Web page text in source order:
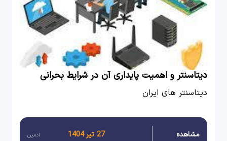
دیتاسنتر و اهمیت پایداری آن در شرایط بحرانی
دیتاسنتر های ایران
مشاهده 27 تیر 1404 ادمین